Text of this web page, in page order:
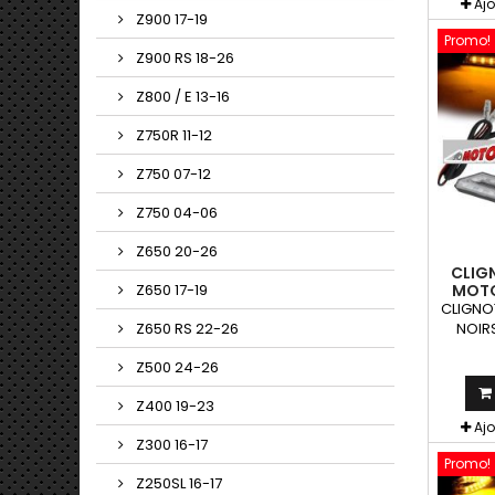
Z900 17-19
Z900 RS 18-26
Z800 / E 13-16
Z750R 11-12
Z750 07-12
Z750 04-06
Z650 20-26
Z650 17-19
Z650 RS 22-26
Z500 24-26
Z400 19-23
Z300 16-17
Z250SL 16-17
Promo!
Promo!